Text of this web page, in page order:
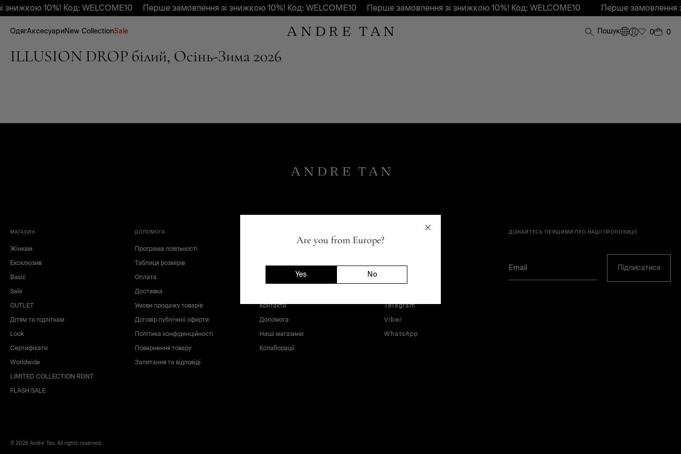
Are you from Europe?
Yes No
10%! Код: WELCOME10 Перше замовлення зі знижкою 10%! Код: WELCOME10 Перше замовлення зі знижкою 10%! Код: WELCOME10 Перше замовлення
ОдягАксесуариNew CollectionSale Пошук 0 0
ILLUSION DROP білий, Осінь-Зима 2026
МАГАЗИН
Жінкам
Ексклюзив
Basic
Sale
OUTLET
Дітям та підліткам
Look
Сертифікати
Worldwide
LIMITED COLLECTION RDNT
FLASH SALE
ДОПОМОГА
Програма лояльності
Таблиця розмірів
Оплата
Доставка
Умови продажу товарів
Договір публічної оферти
Політика конфіденційності
Повернення товару
Запитання та відповіді
Контакти
Допомога
Наші магазини
Колаборації
СОЦІАЛЬНІ МЕРЕЖІ
Telegram
Viber
WhatsApp
ДІЗНАЙТЕСЬ ПЕРШИМИ ПРО НАШІ ПРОПОЗИЦІЇ
Підписатися
© 2026 Andre Tan. All rights reserved.